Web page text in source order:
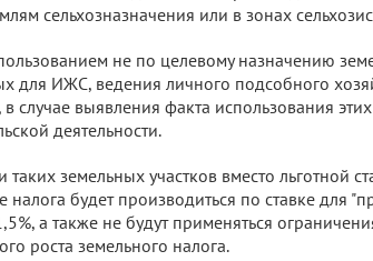
сельхозназначения или в зонах
не по целевому назначению
для ИЖС, ведения личного подсобного
случае выявления факта использования
деятельности.
таких земельных участков вместо льготной
налога будет производиться по ставке для
а также не будут применяться
роста земельного налога.